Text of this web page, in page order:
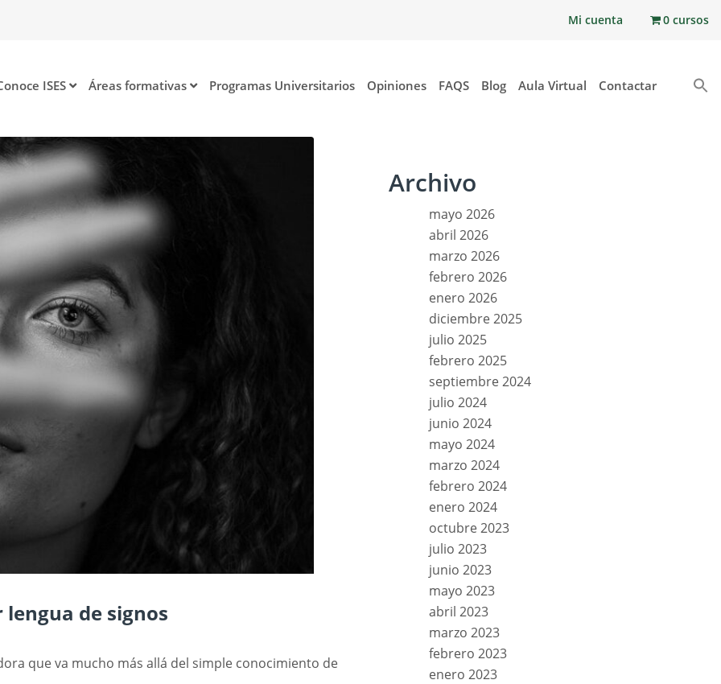
Mi cuenta 0 cursos
ISES Áreas formativas Programas Universitarios Opiniones FAQS Blog Aula Virtual Contactar
de signos
que va mucho más allá del simple conocimiento de
Archivo
mayo 2026
abril 2026
marzo 2026
febrero 2026
enero 2026
diciembre 2025
julio 2025
febrero 2025
septiembre 2024
julio 2024
junio 2024
mayo 2024
marzo 2024
febrero 2024
enero 2024
octubre 2023
julio 2023
junio 2023
mayo 2023
abril 2023
marzo 2023
febrero 2023
enero 2023